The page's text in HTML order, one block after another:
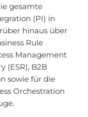
gesamte
(PI) in
hinaus über
Rule
Management
(ESR), B2B
sowie für die
Orchestration